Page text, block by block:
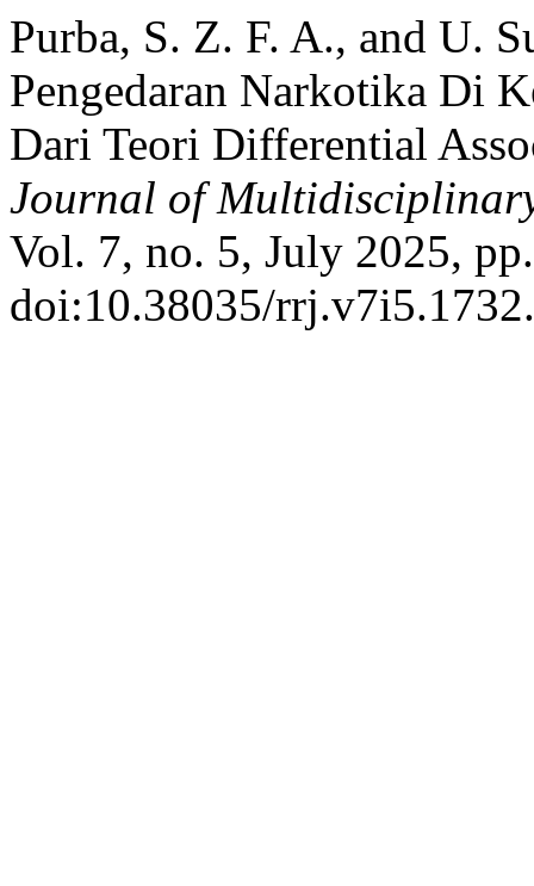
Purba, S. Z. F. A., and U.
Pengedaran Narkotika Di
Dari Teori Differential
Journal of
Vol. 7, no. 5, July 2025,
doi:10.38035/rrj.v7i5.1732.